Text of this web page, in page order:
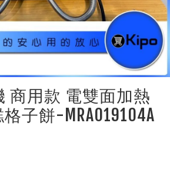
商用款 電雙面加熱
子餅-MRA019104A